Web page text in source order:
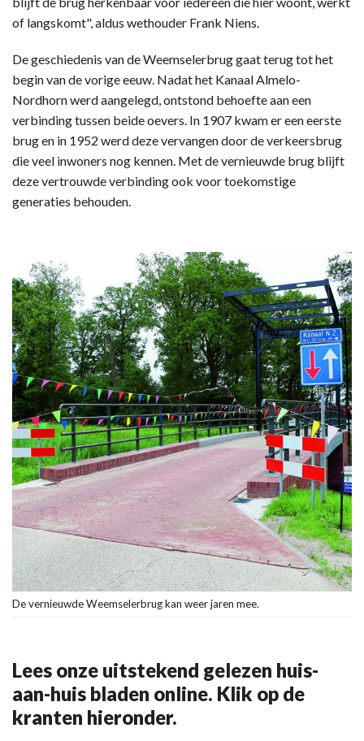
of langskomt", aldus wethouder Frank Niens.
De geschiedenis van de Weemselerbrug gaat terug tot het
begin van de vorige eeuw. Nadat het Kanaal Almelo-
Nordhorn werd aangelegd, ontstond behoefte aan een
verbinding tussen beide oevers. In 1907 kwam er een eerste
brug en in 1952 werd deze vervangen door de verkeersbrug
die veel inwoners nog kennen. Met de vernieuwde brug blijft
deze vertrouwde verbinding ook voor toekomstige
generaties behouden.
De vernieuwde Weemselerbrug kan weer jaren mee.
Lees onze uitstekend gelezen huis-
aan-huis bladen online. Klik op de
kranten hieronder.